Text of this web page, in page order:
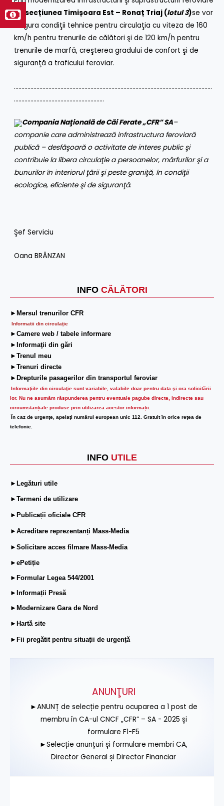
INFO CĂLĂTORI
►Mersul trenurilor CFR
Informatii din circulaţie
►Camere web / tabele informare
►Informaţii din gări
►Trenul meu
►Trenuri directe
►Drepturile pasagerilor din transportul feroviar
Informaţiile din circulaţie sunt variabile, valabile doar pentru data şi ora solicitării
lor. Nu ne asumăm răspunderea pentru eventuale pagube directe, indirecte sau
circumstanțiale produse prin utilizarea acestor informații.
În caz de urgenţe, apelaţi numărul european unic 112. Gratuit în orice reţea de
telefonie.
INFO UTILE
►Legături utile
►Termeni de utilizare
►Publicații oficiale CFR
►Acreditare reprezentanți Mass-Media
►Solicitare acces filmare Mass-Media
►ePetiție
►Formular Legea 544/2001
►Informații Presă
►Modernizare Gara de Nord
►Hartă site
►Fii pregătit pentru situații de urgență
pe secțiunea Timișoara Est – Ronaț Triaj (lotul 3)se vor
asigura condiţii tehnice pentru circulaţia cu viteza de 160
km/h pentru trenurile de călători şi de 120 km/h pentru
trenurile de marfă, creşterea gradului de confort şi de
siguranţă a traficului feroviar.
……………………………………………………………………………………………………………………
……………………………………………………
Compania Naţională de Căi Ferate „CFR” SA–
companie care administrează infrastructura feroviară
publică – desfăşoară o activitate de interes public şi
contribuie la libera circulaţie a persoanelor, mărfurilor şi a
bunurilor în interiorul ţării şi peste graniţă, în condiţii
ecologice, eficiente şi de siguranţă.
Şef Serviciu
Oana BRÂNZAN
ANUNŢURI
►ANUNȚ de selecție pentru ocuparea a 1 post de
membru în CA-ul CNCF „CFR” – SA - 2025 și
formulare F1-F5
►Selecție anunțuri și formulare membri CA,
Director General și Director Financiar